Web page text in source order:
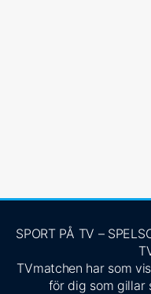
SPORT PÅ TV –
TVmatchen har som
för dig som gillar